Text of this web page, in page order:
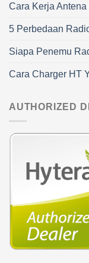
Cara Kerja
5 Perbedaan
Siapa Penemu
Cara Charger HT
AUTHORIZED